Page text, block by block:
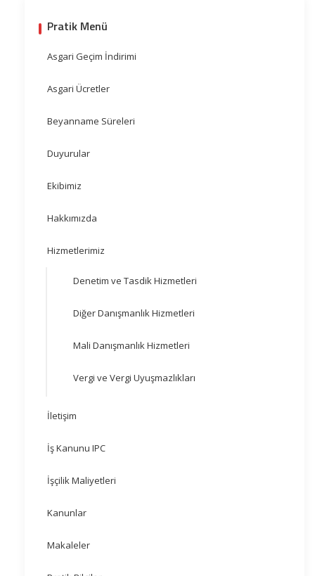
Pratik Menü
Asgari Geçim İndirimi
Asgari Ücretler
Beyanname Süreleri
Duyurular
Ekibimiz
Hakkımızda
Hizmetlerimiz
Denetim ve Tasdik Hizmetleri
Diğer Danışmanlık Hizmetleri
Mali Danışmanlık Hizmetleri
Vergi ve Vergi Uyuşmazlıkları
İletişim
İş Kanunu IPC
İşçilik Maliyetleri
Kanunlar
Makaleler